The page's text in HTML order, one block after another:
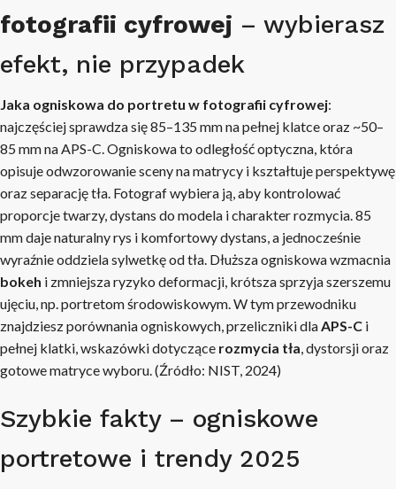
fotografii cyfrowej – wybierasz
efekt, nie przypadek
Jaka ogniskowa do portretu w fotografii cyfrowej:
najczęściej sprawdza się 85–135 mm na pełnej klatce oraz ~50–
85 mm na APS-C. Ogniskowa to odległość optyczna, która
opisuje odwzorowanie sceny na matrycy i kształtuje perspektywę
oraz separację tła. Fotograf wybiera ją, aby kontrolować
proporcje twarzy, dystans do modela i charakter rozmycia. 85
mm daje naturalny rys i komfortowy dystans, a jednocześnie
wyraźnie oddziela sylwetkę od tła. Dłuższa ogniskowa wzmacnia
bokeh i zmniejsza ryzyko deformacji, krótsza sprzyja szerszemu
ujęciu, np. portretom środowiskowym. W tym przewodniku
znajdziesz porównania ogniskowych, przeliczniki dlaAPS-C i
pełnej klatki, wskazówki dotyczące rozmycia tła, dystorsji oraz
gotowe matryce wyboru. (Źródło: NIST, 2024)
Szybkie fakty – ogniskowe
portretowe i trendy 2025